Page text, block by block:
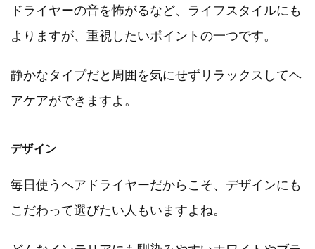
ドライヤーの音を怖がるなど、ライフスタイルにも
よりますが、重視したいポイントの一つです。
静かなタイプだと周囲を気にせずリラックスしてヘ
アケアができますよ。
デザイン
毎日使うヘアドライヤーだからこそ、デザインにも
こだわって選びたい人もいますよね。